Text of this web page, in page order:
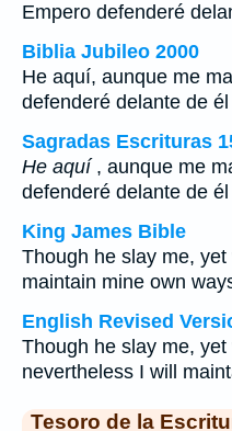
Empero defenderé
Biblia Jubileo 2000
He aquí, aunque me
defenderé delante de
Sagradas Escrituras
He aquí, aunque me
defenderé delante de
King James Bible
Though he slay me, yet
maintain mine own
English Revised
Though he slay me,
nevertheless I will
Tesoro de la